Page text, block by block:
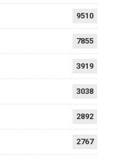
9510
7855
3919
3038
2892
2767